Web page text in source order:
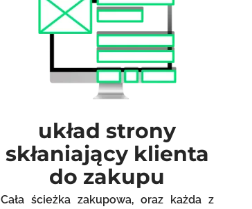
układ strony
skłaniający klienta
do zakupu
Cała ścieżka zakupowa, oraz każda z